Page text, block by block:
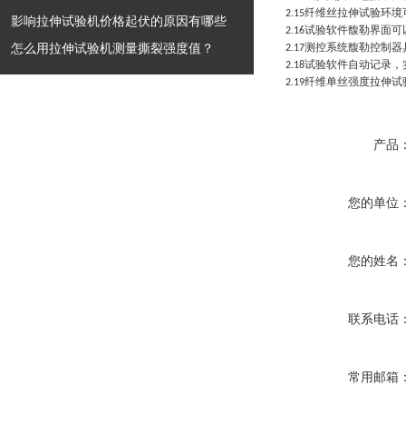
影响拉伸试验机价格起伏的原因有哪些
怎么用拉伸试验机测量撕裂强度值？
2.15纤维丝拉伸试验环
2.16试验软件馥勒界面
2.17测控系统馥勒控制
2.18试验软件自动记录
2.19纤维单丝强度拉伸试
产品
您的单位
您的姓名
联系电话
常用邮箱